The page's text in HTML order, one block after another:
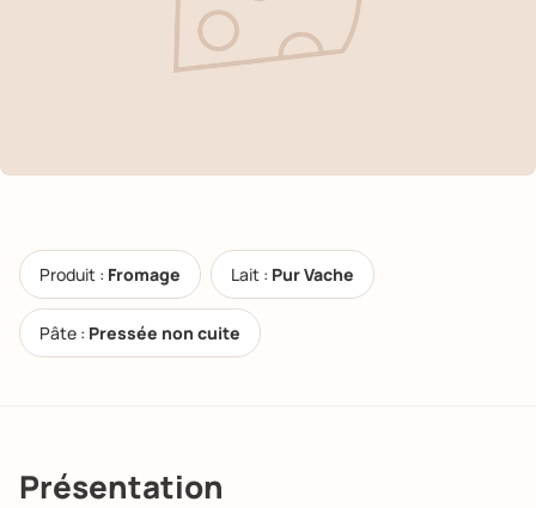
Produit : Fromage Lait : Pur Vache
Pâte : Pressée non cuite
Présentation